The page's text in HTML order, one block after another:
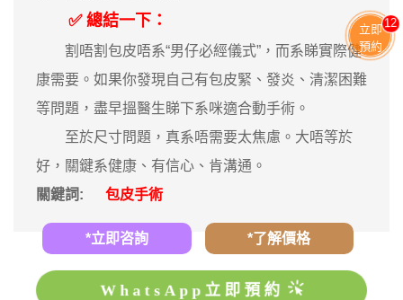
✅ 總結一下：
割唔割包皮唔系“男仔必經儀式”，而系睇實際健
康需要。如果你發現自己有包皮緊、發炎、清潔困難
等問題，盡早搵醫生睇下系咪適合動手術。
至於尺寸問題，真系唔需要太焦慮。大唔等於
好，關鍵系健康、有信心、肯溝通。
關鍵詞:
包皮手術
*立即咨詢 *了解價格
WhatsApp立即預約
立即
預約
13